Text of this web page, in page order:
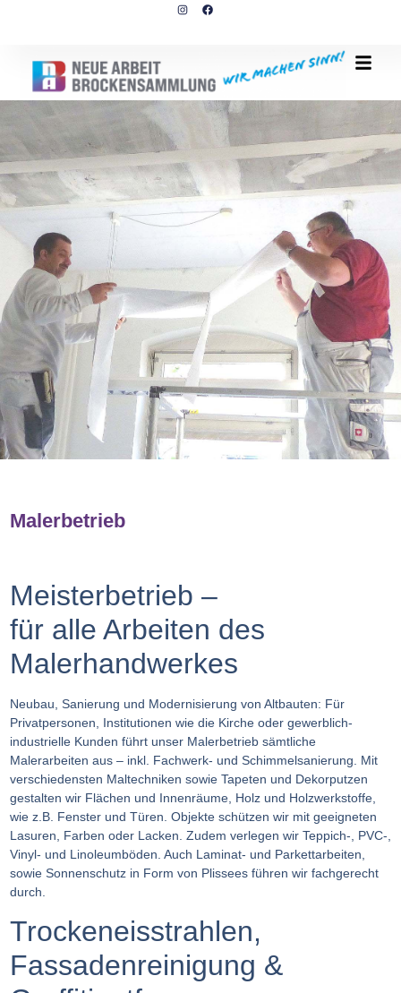
Malerbetrieb
Meisterbetrieb –
für alle Arbeiten des
Malerhandwerkes
Neubau, Sanierung und Modernisierung von Altbauten: Für
Privatpersonen, Institutionen wie die Kirche oder gewerblich-
industrielle Kunden führt unser Malerbetrieb sämtliche
Malerarbeiten aus – inkl. Fachwerk- und Schimmelsanierung. Mit
verschiedensten Maltechniken sowie Tapeten und Dekorputzen
gestalten wir Flächen und Innenräume, Holz und Holzwerkstoffe,
wie z.B. Fenster und Türen. Objekte schützen wir mit geeigneten
Lasuren, Farben oder Lacken. Zudem verlegen wir Teppich-, PVC-,
Vinyl- und Linoleumböden. Auch Laminat- und Parkettarbeiten,
sowie Sonnenschutz in Form von Plissees führen wir fachgerecht
durch.
Trockeneisstrahlen,
Fassadenreinigung &